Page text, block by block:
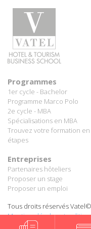
Programmes
1er cycle - Bachelor
Programme Marco Polo
2e cycle - MBA
Spécialisations en MBA
Trouvez votre formation en
étapes
Entreprises
Partenaires hôteliers
Proposer un stage
Proposer un emploi
Tous droits réservés
Mentions légales et